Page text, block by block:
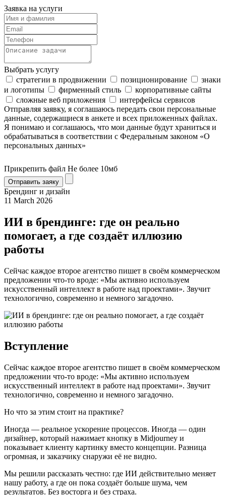
Заявка на услуги
Выбрать услугу
стратегии в продвижении
позиционирование
знаки
и логотипы
фирменный стиль
корпоративные сайты
сложные веб приложения
интерфейсы сервисов
Отправляя заявку, я соглашаюсь передать свои персональные
данные, содержащиеся в анкете и всех приложенных файлах.
Я понимаю и соглашаюсь, что мои данные будут храниться и
обрабатываться в соответствии с Федеральным законом «О
персональных данных»
Прикрепить файл Не более 10мб
Отправить заяку
Брендинг и дизайн
11 March 2026
ИИ в брендинге: где он реально
помогает, а где создаёт иллюзию
работы
Сейчас каждое второе агентство пишет в своём коммерческом
предложении что-то вроде: «Мы активно используем
искусственный интеллект в работе над проектами». Звучит
технологично, современно и немного загадочно.
Вступление
Сейчас каждое второе агентство пишет в своём коммерческом
предложении что-то вроде: «Мы активно используем
искусственный интеллект в работе над проектами». Звучит
технологично, современно и немного загадочно.
Но что за этим стоит на практике?
Иногда — реальное ускорение процессов. Иногда — один
дизайнер, который нажимает кнопку в Midjourney и
показывает клиенту картинку вместо концепции. Разница
огромная, и заказчику снаружи её не видно.
Мы решили рассказать честно: где ИИ действительно меняет
нашу работу, а где он пока создаёт больше шума, чем
результатов. Без восторга и без страха.